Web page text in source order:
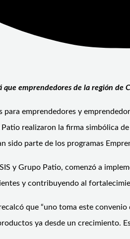
emprendedores de la región de
emprendedores y
realizaron la firma
sido parte de los programas
y Grupo Patio, comenzó a
y contribuyendo al
que “uno toma este
ya desde un crecimiento.